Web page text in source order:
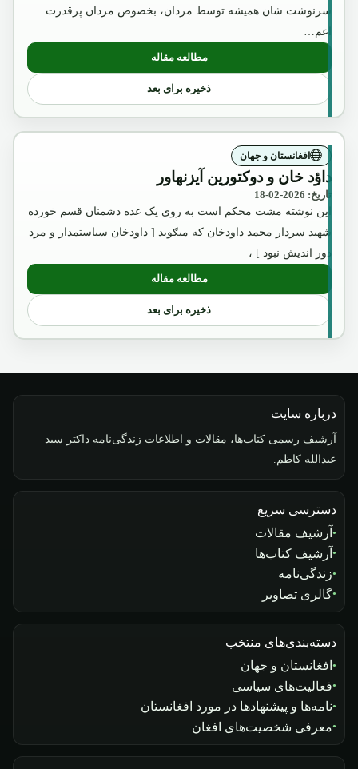
سرنوشت شان همیشه توسط مردان، بخصوص مردان پرقدرت
اعم…
مطالعه مقاله: امیر عبدالرحمن خان
ذخیره برای بعد
افغانستان و جهان
داؤد خان و دوکتورین آیزنهاور
تاریخ: 2026-02-18
این نوشته مشت محکم است به روی یک عده دشمنان قسم خورده
شهید سردار محمد داودخان که میګوید [ داودخان سیاستمدار و مرد
دور اندیش نبود ] ،
مطالعه مقاله: داؤد خان و دوکتورین آیزنهاور
ذخیره برای بعد
درباره سایت
آرشیف رسمی کتاب‌ها، مقالات و اطلاعات زندگی‌نامه داکتر سید
عبدالله کاظم.
دسترسی سریع
آرشیف مقالات
آرشیف کتاب‌ها
زندگی‌نامه
گالری تصاویر
دسته‌بندی‌های منتخب
افغانستان و جهان
فعالیت‌های سیاسی
نامه‌ها و پیشنهادها در مورد افغانستان
معرفی شخصیت‌های افغان